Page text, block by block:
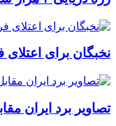
نخبگان برای
تصاویر برد ایران